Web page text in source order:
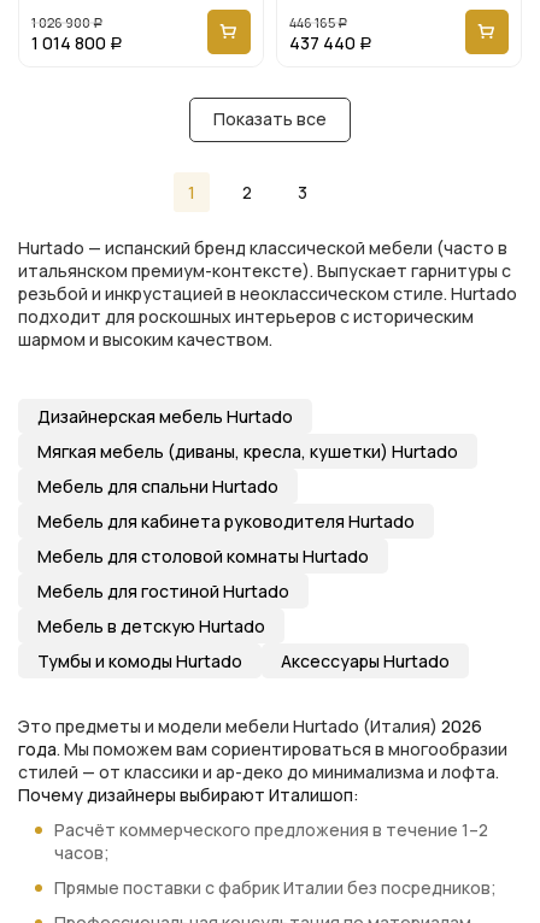
1 026 900 Р
1 014 800 Р
446 165 Р
437 440 Р
Показать все
1 2 3
Hurtado — испанский бренд классической мебели (часто в
итальянском премиум-контексте). Выпускает гарнитуры с
резьбой и инкрустацией в неоклассическом стиле. Hurtado
подходит для роскошных интерьеров с историческим
шармом и высоким качеством.
Дизайнерская мебель Hurtado
Мягкая мебель (диваны, кресла, кушетки) Hurtado
Мебель для спальни Hurtado
Мебель для кабинета руководителя Hurtado
Мебель для столовой комнаты Hurtado
Мебель для гостиной Hurtado
Мебель в детскую Hurtado
Тумбы и комоды Hurtado
Аксессуары Hurtado
Это предметы и модели мебели Hurtado (Италия) 2026
года. Мы поможем вам сориентироваться в многообразии
стилей — от классики и ар-деко до минимализма и лофта.
Почему дизайнеры выбирают Италишоп:
Расчёт коммерческого предложения в течение 1–2
часов;
Прямые поставки с фабрик Италии без посредников;